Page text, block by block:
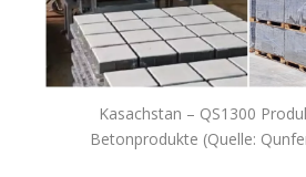
Kasachstan – QS1300
Betonprodukte (Quelle: